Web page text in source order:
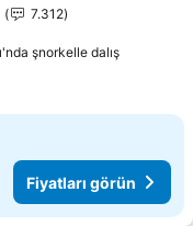
7.312
şnorkelle dalış
Fiyatları görün